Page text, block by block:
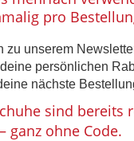
vegan textil
des Herstellers:
pro
zu unserem
persönlichen
nächste
sind bereits
– ganz ohne Code.